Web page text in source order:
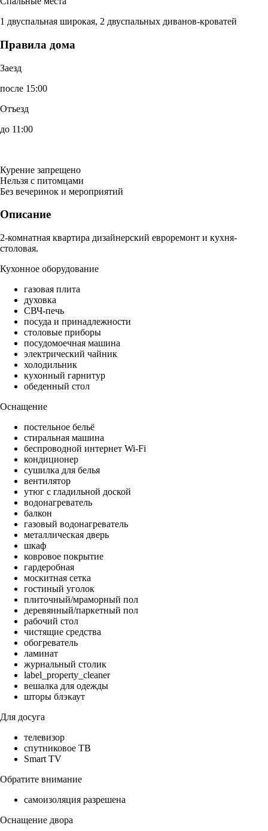
1 двуспальная широкая, 2 двуспальных диванов-кроватей
Правила дома
Заезд
после 15:00
Отъезд
до 11:00
Курение запрещено
Нельзя с питомцами
Без вечеринок и мероприятий
Описание
2-комнатная квартира дизайнерский евроремонт и кухня-
столовая.
Кухонное оборудование
газовая плита
духовка
СВЧ-печь
посуда и принадлежности
столовые приборы
посудомоечная машина
электрический чайник
холодильник
кухонный гарнитур
обеденный стол
Оснащение
постельное бельё
стиральная машина
беспроводной интернет Wi-Fi
кондиционер
сушилка для белья
вентилятор
утюг с гладильной доской
водонагреватель
балкон
газовый водонагреватель
металлическая дверь
шкаф
ковровое покрытие
гардеробная
москитная сетка
гостиный уголок
плиточный/мраморный пол
деревянный/паркетный пол
рабочий стол
чистящие средства
обогреватель
ламинат
журнальный столик
label_property_cleaner
вешалка для одежды
шторы блэкаут
Для досуга
телевизор
спутниковое ТВ
Smart TV
Обратите внимание
самоизоляция разрешена
Оснащение двора